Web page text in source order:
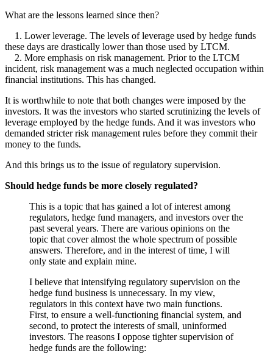
What are the lessons learned since then?
1. Lower leverage. The levels of leverage used by hedge funds
these days are drastically lower than those used by LTCM.
2. More emphasis on risk management. Prior to the LTCM
incident, risk management was a much neglected occupation within
financial institutions. This has changed.
It is worthwhile to note that both changes were imposed by the
investors. It was the investors who started scrutinizing the levels of
leverage employed by the hedge funds. And it was investors who
demanded stricter risk management rules before they commit their
money to the funds.
And this brings us to the issue of regulatory supervision.
Should hedge funds be more closely regulated?
This is a topic that has gained a lot of interest among
regulators, hedge fund managers, and investors over the
past several years. There are various opinions on the
topic that cover almost the whole spectrum of possible
answers. Therefore, and in the interest of time, I will
only state and explain mine.
I believe that intensifying regulatory supervision on the
hedge fund business is unnecessary. In my view,
regulators in this context have two main functions.
First, to ensure a well-functioning financial system, and
second, to protect the interests of small, uninformed
investors. The reasons I oppose tighter supervision of
hedge funds are the following: